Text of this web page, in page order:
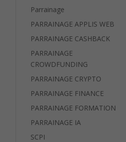
Parrainage
PARRAINAGE APPLIS WEB
PARRAINAGE CASHBACK
PARRAINAGE
CROWDFUNDING
PARRAINAGE CRYPTO
PARRAINAGE FINANCE
PARRAINAGE FORMATION
PARRAINAGE IA
SCPI